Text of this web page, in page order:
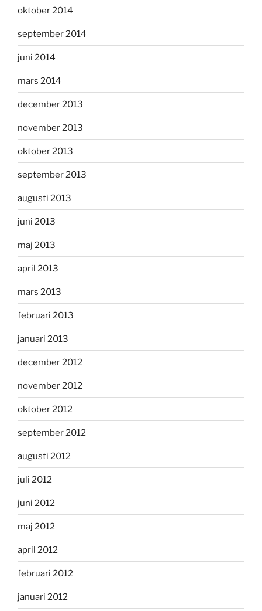
oktober 2014
september 2014
juni 2014
mars 2014
december 2013
november 2013
oktober 2013
september 2013
augusti 2013
juni 2013
maj 2013
april 2013
mars 2013
februari 2013
januari 2013
december 2012
november 2012
oktober 2012
september 2012
augusti 2012
juli 2012
juni 2012
maj 2012
april 2012
februari 2012
januari 2012